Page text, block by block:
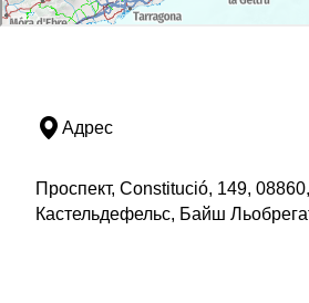
Адрес
Проспект, Constitució, 149,
Кастельдефельс, Байш